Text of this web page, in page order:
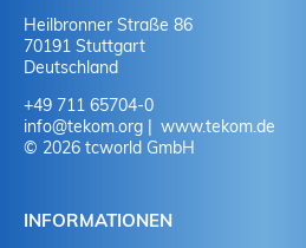
Heilbronner Straße 86
70191 Stuttgart
Deutschland
+49 711 65704-0
info@tekom.org
www.tekom.de
© 2026 tcworld GmbH
INFORMATIONEN